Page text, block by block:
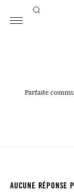
Parfaite
AUCUNE RÉPONSE